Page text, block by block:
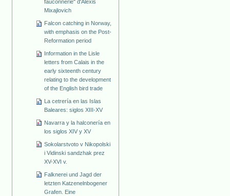
fauconnerie" d'Alexis
Mixajlovich
Falcon catching in Norway,
with emphasis on the Post-
Reformation period
Information in the Lisle
letters from Calais in the
early sixteenth century
relating to the development
of the English bird trade
La cetrería en las Islas
Baleares: siglos XIII-XV
Navarra y la halconería en
los siglos XIV y XV
Sokolarstvoto v Nikopolski
i Vidinski sandzhak prez
XV-XVI v.
Falknerei und Jagd der
letzten Katzenelnbogener
Grafen. Eine